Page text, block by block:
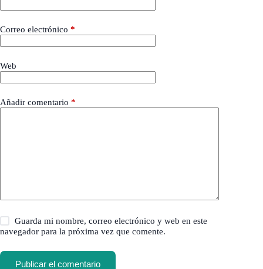
Correo electrónico *
Web
Añadir comentario *
Guarda mi nombre, correo electrónico y web en este
navegador para la próxima vez que comente.
Publicar el comentario